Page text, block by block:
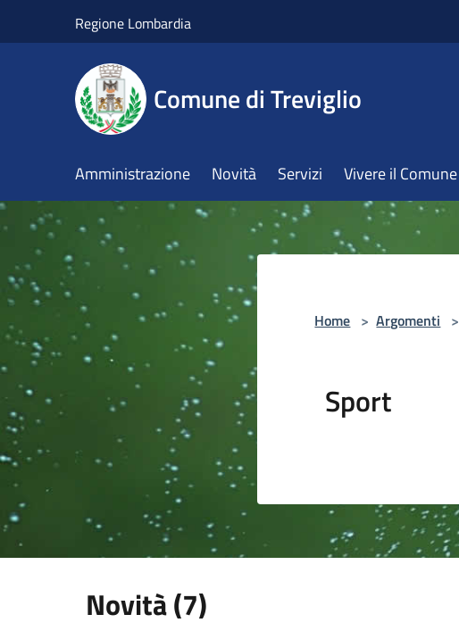
Regione Lombardia
Comune di Treviglio
Amministrazione Novità Servizi Vivere il Comune
Home > Argomenti >
Sport
Novità (7)